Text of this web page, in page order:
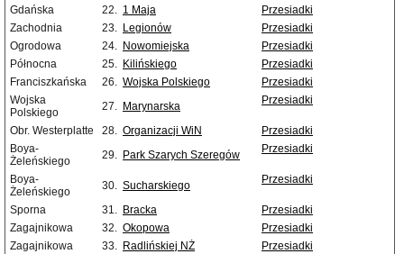
Gdańska
22. 1 Maja
Przesiadki
Zachodnia
23. Legionów
Przesiadki
Ogrodowa
24. Nowomiejska
Przesiadki
Północna
25. Kilińskiego
Przesiadki
Franciszkańska
26. Wojska Polskiego
Przesiadki
Wojska
Polskiego
27. Marynarska Przesiadki
Obr. Westerplatte 28. Organizacji WiN
Przesiadki
Boya-
Żeleńskiego
29. Park Szarych Szeregów Przesiadki
Boya-
Żeleńskiego
30. Sucharskiego Przesiadki
Sporna 31. Bracka
Przesiadki
Zagajnikowa
32. Okopowa
Przesiadki
Zagajnikowa
33. Radlińskiej NŻ
Przesiadki